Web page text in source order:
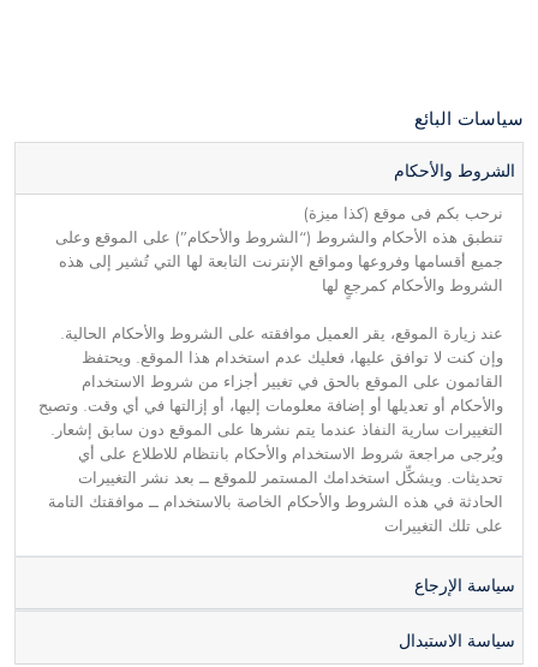
سياسات البائع
الشروط والأحكام
نرحب بكم فى موقع (كذا ميزة)
تنطبق هذه الأحكام والشروط (“الشروط والأحكام”) على الموقع وعلى
جميع أقسامها وفروعها ومواقع الإنترنت التابعة لها التي تُشير إلى هذه
الشروط والأحكام كمرجعٍ لها
عند زيارة الموقع، يقر العميل موافقته على الشروط والأحكام الحالية.
وإن كنت لا توافق عليها، فعليك عدم استخدام هذا الموقع. ويحتفظ
القائمون على الموقع بالحق في تغيير أجزاء من شروط الاستخدام
والأحكام أو تعديلها أو إضافة معلومات إليها، أو إزالتها في أي وقت. وتصبح
التغييرات سارية النفاذ عندما يتم نشرها على الموقع دون سابق إشعار.
ويُرجى مراجعة شروط الاستخدام والأحكام بانتظام للاطلاع على أي
تحديثات. ويشكِّل استخدامك المستمر للموقع ــ بعد نشر التغييرات
الحادثة في هذه الشروط والأحكام الخاصة بالاستخدام ــ موافقتك التامة
على تلك التغييرات
سياسة الإرجاع
سياسة الاستبدال